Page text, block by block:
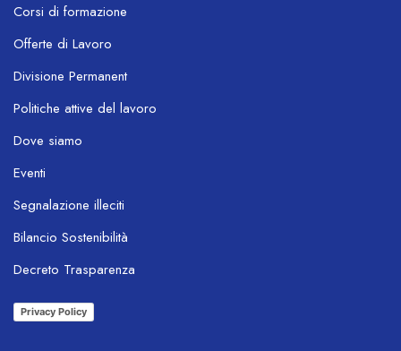
Corsi di formazione
Offerte di Lavoro
Divisione Permanent
Politiche attive del lavoro
Dove siamo
Eventi
Segnalazione illeciti
Bilancio Sostenibilità
Decreto Trasparenza
Privacy Policy
OL Chatbot